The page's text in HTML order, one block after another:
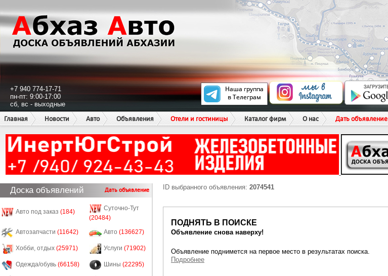
+7 940 774-17-71
пн-пт: 9:00-17:00
сб, вс - выходные
Главная
Новости Авто Объявления Отели и гостиницы Каталог фирм О нас Дать объявление
Доска объявлений Дать объявление
Авто под заказ (184)
Суточно-Тут
(20484)
Автозапчасти (11642) Авто (136627)
Хобби, отдых (25971) Услуги (71902)
Одежда/обувь (66158) Шины (22295)
ID выбранного объявления: 2074541
ПОДНЯТЬ В ПОИСКЕ
Объявление снова наверху!
Объявление поднимется на первое место в результатах поиска.
Подробнее